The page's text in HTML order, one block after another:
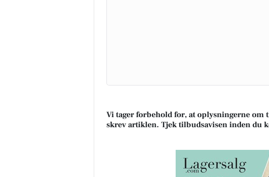
Vi tager forbehold for, at oplysningerne om
skrev artiklen. Tjek tilbudsavisen inden du